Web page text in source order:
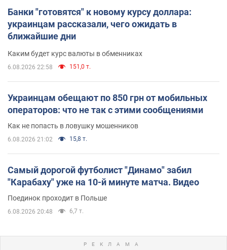
Банки "готовятся" к новому курсу доллара:
украинцам рассказали, чего ожидать в
ближайшие дни
Каким будет курс валюты в обменниках
6.08.2026 22:58 151,0 т.
Украинцам обещают по 850 грн от мобильных
операторов: что не так с этими сообщениями
Как не попасть в ловушку мошенников
6.08.2026 21:02 15,8 т.
Самый дорогой футболист "Динамо" забил
"Карабаху" уже на 10-й минуте матча. Видео
Поединок проходит в Польше
6.08.2026 20:48 6,7 т.